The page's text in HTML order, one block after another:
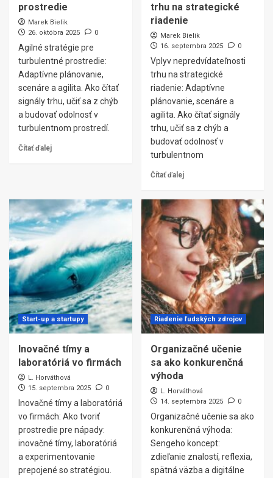
prostredie
Marek Bielik
26. októbra 2025
0
Agilné stratégie pre
turbulentné prostredie:
Adaptívne plánovanie,
scenáre a agilita. Ako čítať
signály trhu, učiť sa z chýb
a budovať odolnosť v
turbulentnom prostredí.
Čítať ďalej
trhu na strategické
riadenie
Marek Bielik
16. septembra 2025
0
Vplyv nepredvídateľnosti
trhu na strategické
riadenie: Adaptívne
plánovanie, scenáre a
agilita. Ako čítať signály
trhu, učiť sa z chýb a
budovať odolnosť v
turbulentnom
Čítať ďalej
Start-up a startupy
Inovačné tímy a
laboratóriá vo firmách
L. Horváthová
15. septembra 2025
0
Inovačné tímy a laboratóriá
vo firmách: Ako tvoriť
prostredie pre nápady:
inovačné tímy, laboratóriá
a experimentovanie
prepojené so stratégiou.
Riadenie ľudských zdrojov
Organizačné učenie
sa ako konkurenčná
výhoda
L. Horváthová
14. septembra 2025
0
Organizačné učenie sa ako
konkurenčná výhoda:
Sengeho koncept:
zdieľanie znalostí, reflexia,
spätná väzba a digitálne